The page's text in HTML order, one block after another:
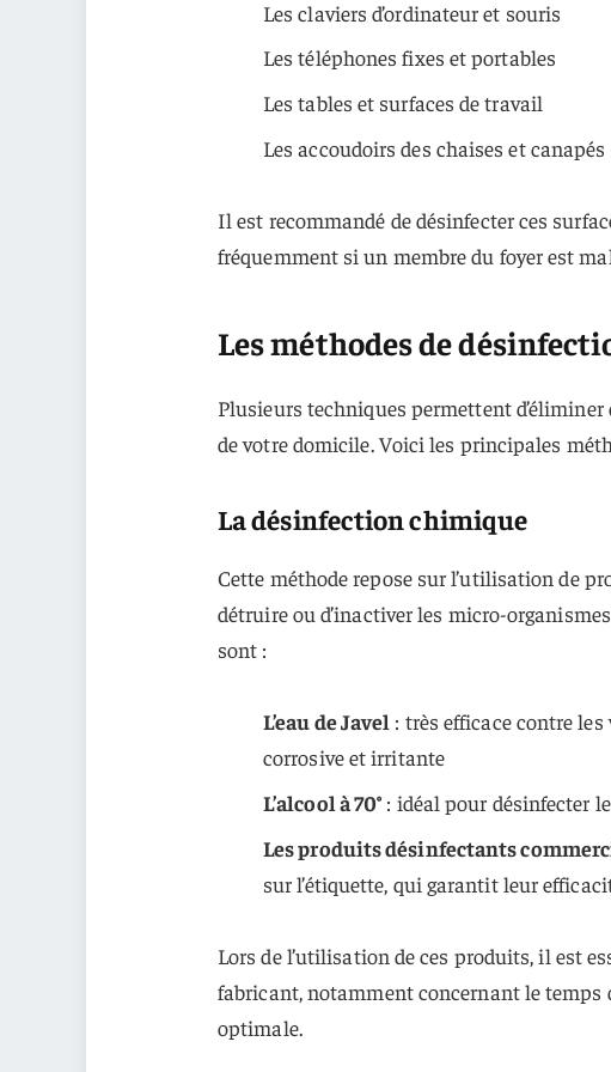
Les claviers d’ordinateur et souris
Les téléphones fixes et portables
Les tables et surfaces de travail
Les accoudoirs des chaises et canapés
Il est recommandé de désinfecter ces
fréquemment si un membre du foyer est
Les méthodes de
Plusieurs techniques permettent
de votre domicile. Voici les principales
La désinfection chimique
Cette méthode repose sur l’utilisation de
détruire ou d’inactiver les micro-
sont :
L’eau de Javel : très efficace contre
corrosive et irritante
L’alcool à 70°: idéal pour désinfecter
Les produits désinfectants
sur l’étiquette, qui garantit leur
Lors de l’utilisation de ces produits, il est
fabricant, notamment concernant le
optimale.